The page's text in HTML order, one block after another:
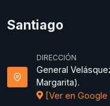
Santiago
DIRECCIÓN
General
Margarita).
[Ver en Google